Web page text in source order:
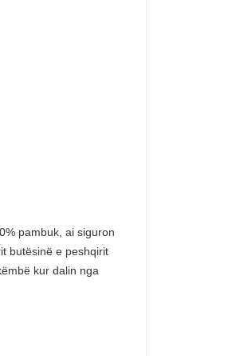
pambuk, ai siguron
butësinë e peshqirit
kur dalin nga